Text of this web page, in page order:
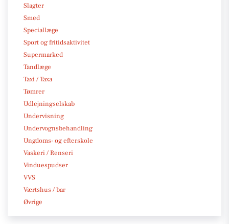
Slagter
Smed
Speciallæge
Sport og fritidsaktivitet
Supermarked
Tandlæge
Taxi / Taxa
Tømrer
Udlejningselskab
Undervisning
Undervognsbehandling
Ungdoms- og efterskole
Vaskeri / Renseri
Vinduespudser
VVS
Værtshus / bar
Øvrige